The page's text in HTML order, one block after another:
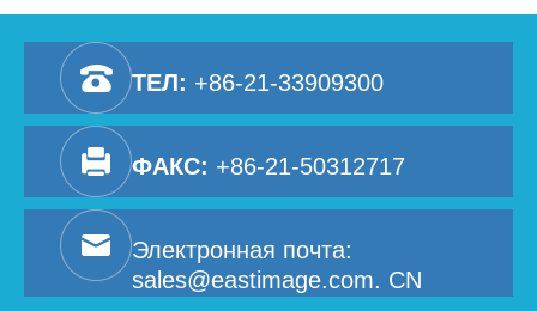
рентгеновского источника, чтобы не было грязи,
проверку безопасности, чтобы соответствовать
размеру канала машины безопасности, запрещать
проверку безопасности больше, чем канал посылок
багажа. Строго в соответствии с требованиями
Руководства по оборудованию для работы.
Операторам оборудования не разрешается оставлять
свои рабочие станции по желанию. Аэропорт
Использование CT -багажного скрининга должна
следовать правилам управления оборудованием в
аэропортах Гражданского аэропорта: согласно
правилам управления оборудованием в гражданском
ТЕЛ: +86-21-33909300
ФАКС: +86-21-50312717
Электронная почта:
sales@eastimage.com. CN